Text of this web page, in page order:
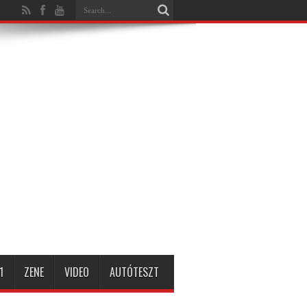
ZENE VIDEO AUTÓTESZT